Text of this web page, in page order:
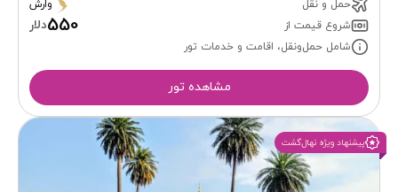
حمل و نقل
وارش
شروع قیمت از
550دلار
شامل حمل‌ونقل، اقامت و خدمات تور
مشاهده تور
پیشنهاد ویژه نهال‌گشت